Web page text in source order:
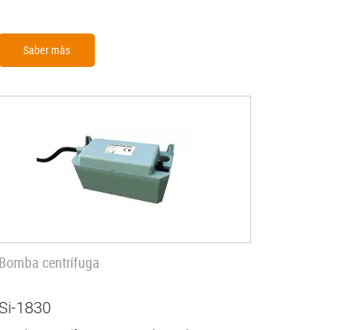
Saber màs
Bomba centrífuga
Si-1830